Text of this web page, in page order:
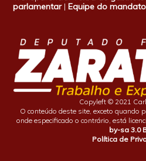
parlamentar|Equipe do mandato
Copyleft © 2021
O conteúdo deste site, exceto quando
onde especificado o contrário, está
by-sa 3.0
Política de